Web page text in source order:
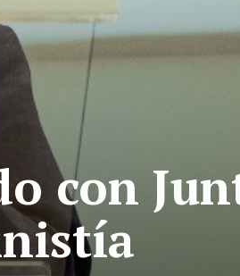
con